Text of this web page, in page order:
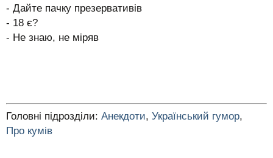
- Дайте пачку презервативів
- 18 є?
- Не знаю, не міряв
Головні підрозділи: Анекдоти, Український гумор,
Про кумів